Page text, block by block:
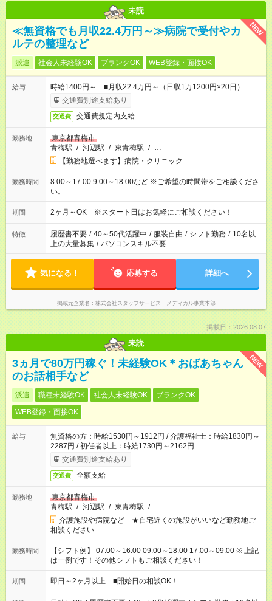
未読
NEW
≪無資格でも月収22.4万円～≫病院で受付やカ
ルテの整理など
派遣 社会人未経験OK ブランクOK WEB登録・面接OK
給与
時給1400円～ ■月収22.4万円～（日収1万1200円×20日）
交通費別途支給あり
交通費 交通費規定内支給
勤務地
東京都青梅市
青梅駅 / 河辺駅 / 東青梅駅 / …
【勤務地選べます】病院・クリニック
勤務時間
8:00～17:00 9:00～18:00など ※ご希望の時間帯をご相談くださ
い。
期間 2ヶ月～OK ※スタート日はお気軽にご相談ください！
特徴 履歴書不要 / 40～50代活躍中 / 服装自由 / シフト勤務 / 10名以
上の大量募集 / パソコンスキル不要
気になる！ 応募する 詳細へ
掲載元企業名 株式会社スタッフサービス メディカル事業本部
掲載日：2026.08.07
未読
NEW
3ヵ月で80万円稼ぐ！未経験OK＊おばあちゃん
のお話相手など
派遣 職種未経験OK 社会人未経験OK
ブランクOK
WEB登録・面接OK
給与
無資格の方：時給1530円～1912円 / 介護福祉士：時給1830円～
2287円 / 初任者以上：時給1730円～2162円
交通費別途支給あり
交通費 全額支給
勤務地
東京都青梅市
青梅駅 / 河辺駅 / 東青梅駅 / …
介護施設や病院など ★自宅近くの施設がいいなど勤務地ご
相談ください
勤務時間
【シフト例】 07:00～16:00 09:00～18:00 17:00～09:00 ※ 上記
は一例です！その他シフトもご相談ください！
期間 即日～2ヶ月以上 ■開始日の相談OK！